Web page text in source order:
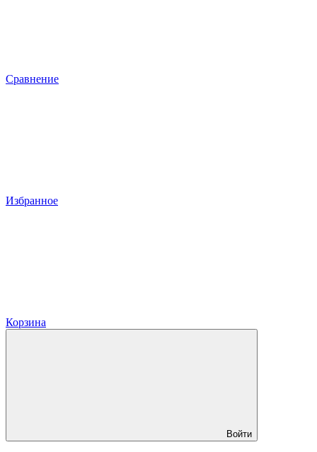
Сравнение
Избранное
Корзина
Войти